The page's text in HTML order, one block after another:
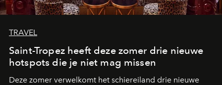
TRAVEL
Saint-Tropez heeft deze zomer drie nieuwe
hotspots die je niet mag missen
Deze zomer verwelkomt het schiereiland drie nieuwe